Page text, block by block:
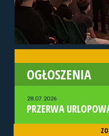
OGŁOSZENIA
28.07.2026
PRZERWA